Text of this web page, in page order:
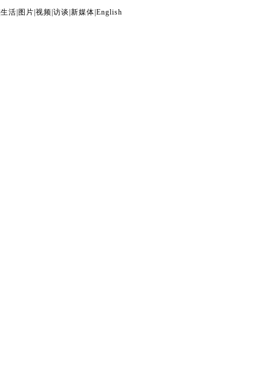
生活 图片 视频 访谈 新媒体 English